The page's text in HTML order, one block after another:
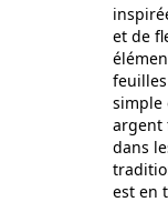
et de
simple
argent
dans
est en